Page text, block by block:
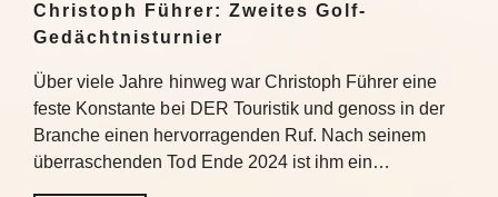
Christoph Führer: Zweites Golf-
Gedächtnisturnier
Über viele Jahre hinweg war Christoph Führer eine
feste Konstante bei DER Touristik und genoss in der
Branche einen hervorragenden Ruf. Nach seinem
überraschenden Tod Ende 2024 ist ihm ein…